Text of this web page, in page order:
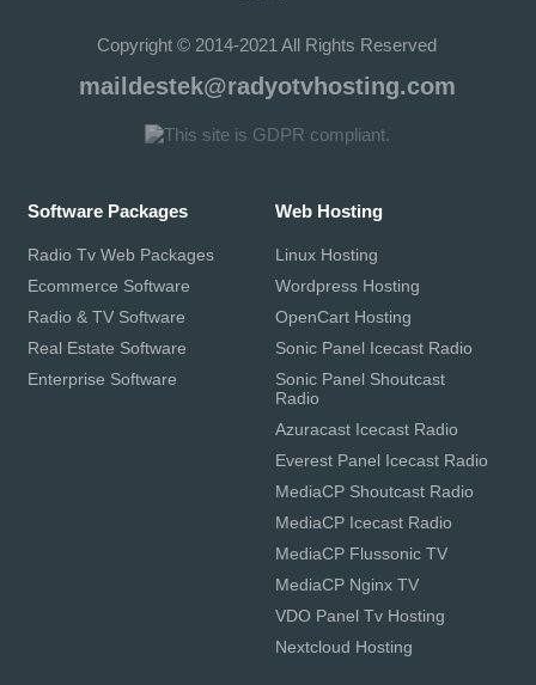
Copyright © 2014-2021 All Rights Reserved
maildestek@radyotvhosting.com
Software Packages
Radio Tv Web Packages
Ecommerce Software
Radio & TV Software
Real Estate Software
Enterprise Software
Web Hosting
Linux Hosting
Wordpress Hosting
OpenCart Hosting
Sonic Panel Icecast Radio
Sonic Panel Shoutcast
Radio
Azuracast Icecast Radio
Everest Panel Icecast Radio
MediaCP Shoutcast Radio
MediaCP Icecast Radio
MediaCP Flussonic TV
MediaCP Nginx TV
VDO Panel Tv Hosting
Nextcloud Hosting